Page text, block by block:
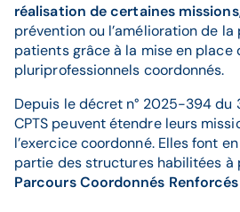
réalisation de certaines missions
prévention ou l’amélioration de
patients grâce à la mise en place
pluriprofessionnels coordonnés.
Depuis le décret n° 2025-394 du
CPTS peuvent étendre leurs
l’exercice coordonné. Elles font
partie des structures habilitées à
Parcours Coordonnés Renforcés